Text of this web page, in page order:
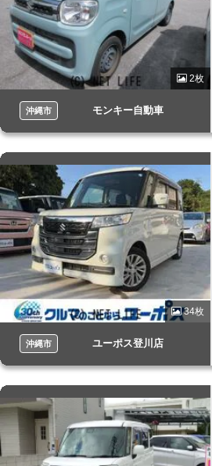
2枚
沖縄市 モンキー自動車
34枚
沖縄市 ユーポス登川店